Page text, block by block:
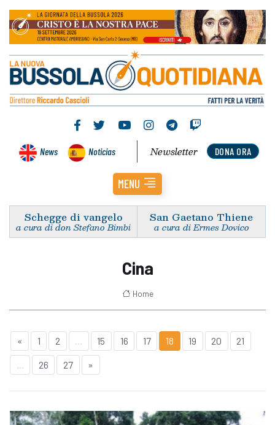
News Noticias DONA ORA
Newsletter
MENU
Schegge di vangelo
a cura di don Stefano Bimbi
San Gaetano Thiene
a cura di Ermes Dovico
Cina
Home
« 1 2 15 16 17 18 19 20 21
... 26 27 »